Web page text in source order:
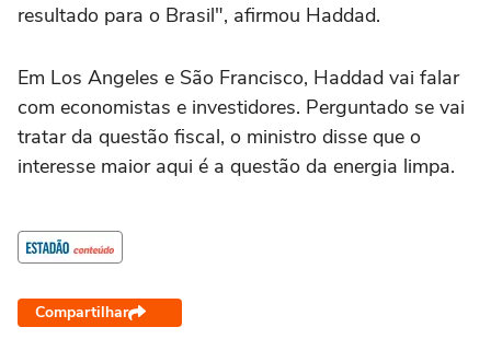
resultado para o Brasil", afirmou Haddad.
Em Los Angeles e São Francisco, Haddad vai falar
com economistas e investidores. Perguntado se vai
tratar da questão fiscal, o ministro disse que o
interesse maior aqui é a questão da energia limpa.
Compartilhar